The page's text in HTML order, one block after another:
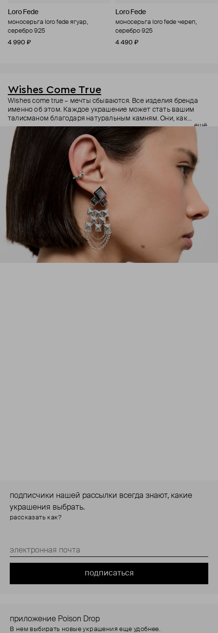
Loro Fede
моносерьга loro fede ягуар,
серебро 925
4 990 ₽
Loro Fede
моносерьга loro fede череп,
серебро 925
4 490 ₽
Wishes Come True
Wishes come true – мечты сбываются. Все изделия бренда
именно об этом. Каждое украшение может стать вашим
талисманом благодаря натуральным камням. Они, как
известно, обладают очень сильной энергетикой и
различными свойствами – ваши желания рискуют сбыться.
Дизайнер Анастасия Тарасова мечтала о своём бренде
украшений, и её мечта сбылась.
ещё
подписчики нашей рассылки всегда знают, какие
украшения выбрать.
рассказать как?
подписаться
приложение Poison Drop
В нем выбирать новые украшения еще удобнее.